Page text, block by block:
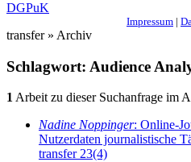
DGPuK
Impressum |
transfer » Archiv
Schlagwort: Audience
1Arbeit zu dieser Suchanfrage im
Nadine Noppinger: Online-
Nutzerdaten journalistische
transfer 23(4)